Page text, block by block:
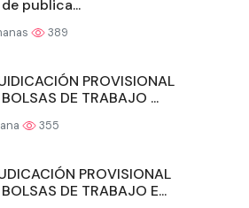
publica...
389
PROVISIONAL
DE TRABAJO ...
355
PROVISIONAL
DE TRABAJO E...